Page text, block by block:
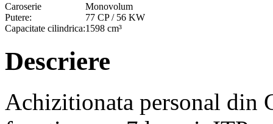
Caroserie
Monovolum
Putere:
77 CP / 56 KW
Capacitate cilindrica:1598 cm³
Descriere
Achizitionata personal din